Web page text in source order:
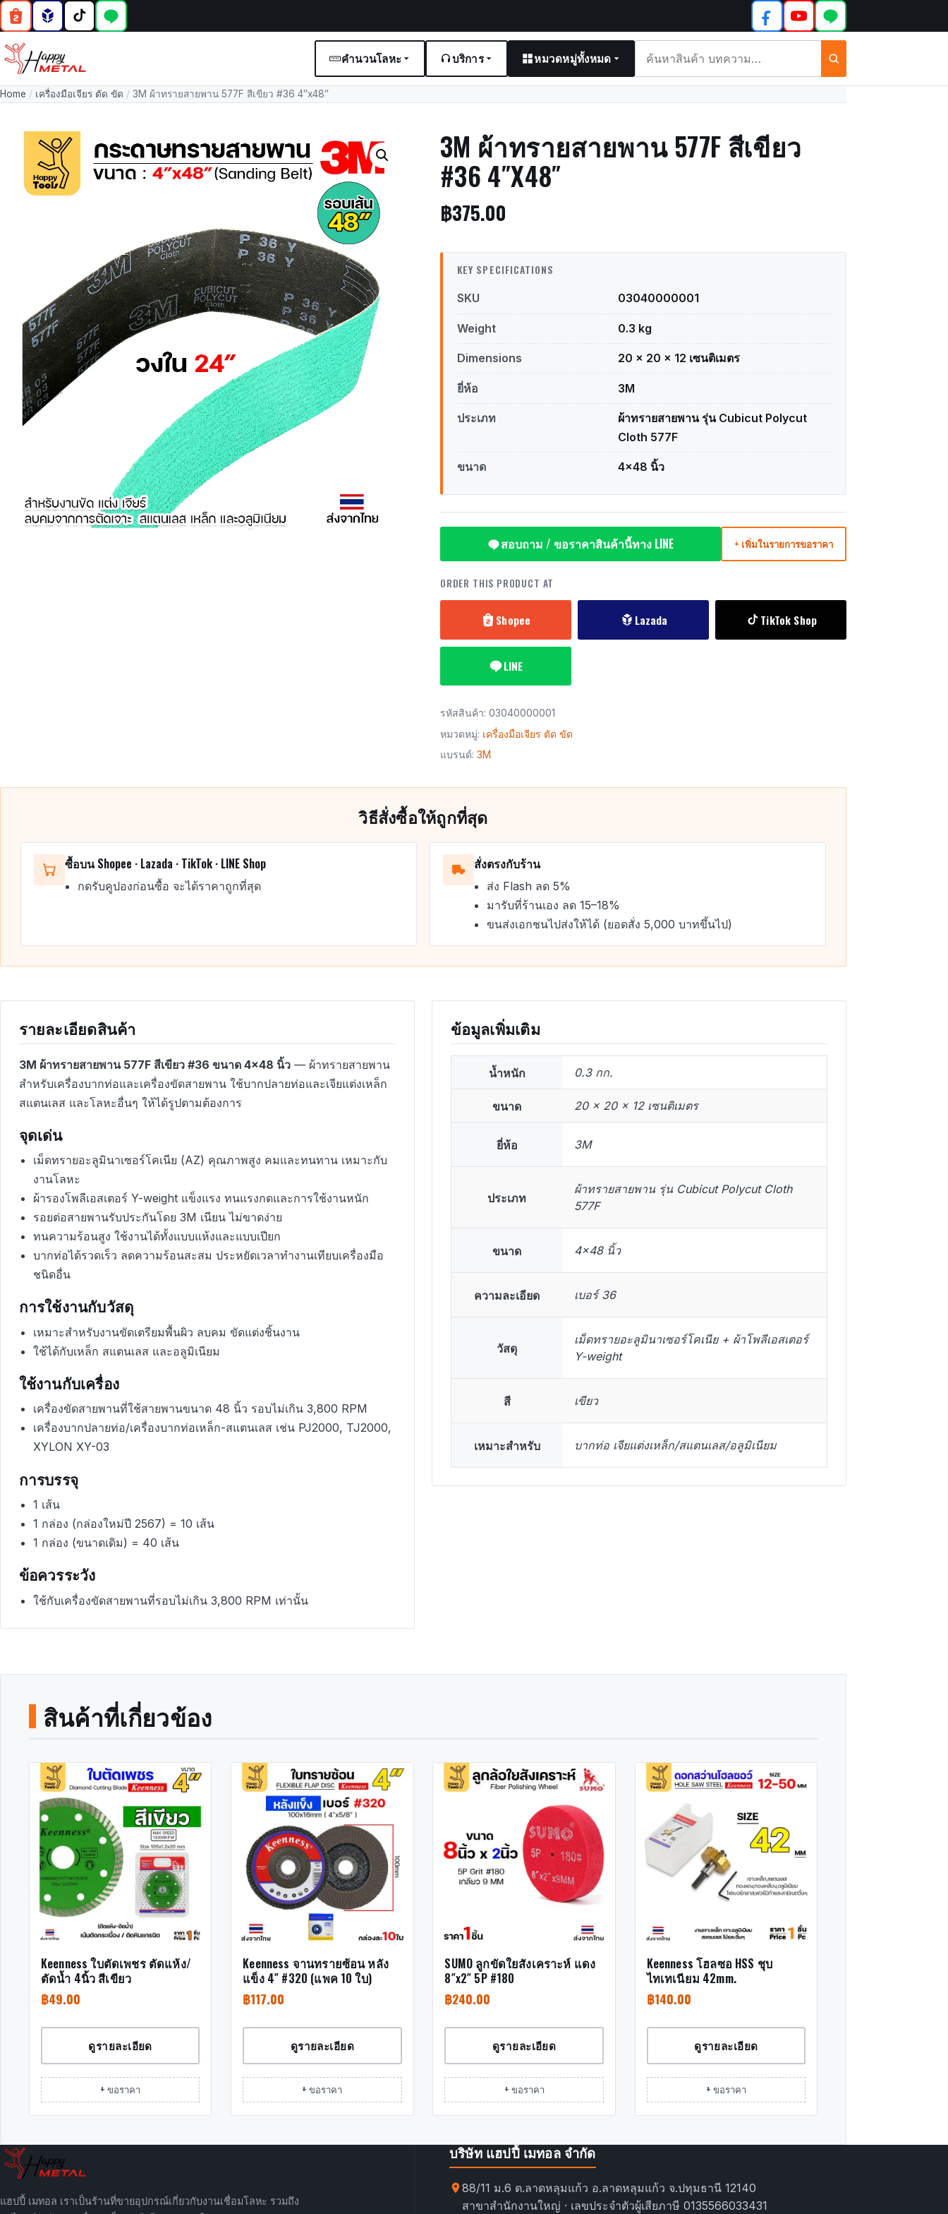
คำนวนโลหะ บริการ หมวดหมู่ทั้งหมด
และ
บทความ
Home / เครื่องมือเจียร ตัด ขัด / 3M ผ้าทรายสายพาน 577F สีเขียว #36 4″x48″
3M ผ้าทรายสายพาน 577F สีเขียว
#36 4″X48″
฿375.00
KEY SPECIFICATIONS
SKU 03040000001
Weight 0.3 kg
Dimensions 20 × 20 × 12 เซนติเมตร
ยี่ห้อ 3M
ประเภท
ผ้าทรายสายพาน รุ่น Cubicut Polycut
Cloth 577F
ขนาด 4x48 นิ้ว
สอบถาม / ขอราคาสินค้านี้ทาง LINE + เพิ่มในรายการขอราคา
ORDER THIS PRODUCT AT
Shopee Lazada TikTok Shop
LINE
รหัสสินค้า: 03040000001
หมวดหมู่: เครื่องมือเจียร ตัด ขัด
แบรนด์: 3M
วิธีสั่งซื้อให้ถูกที่สุด
ซื้อบน Shopee · Lazada · TikTok · LINE Shop
กดรับคูปองก่อนซื้อ จะได้ราคาถูกที่สุด
สั่งตรงกับร้าน
ส่ง Flash ลด 5%
มารับที่ร้านเอง ลด 15–18%
ขนส่งเอกชนไปส่งให้ได้ (ยอดสั่ง 5,000 บาทขึ้นไป)
รายละเอียดสินค้า
3M ผ้าทรายสายพาน 577F สีเขียว #36 ขนาด 4×48 นิ้ว— ผ้าทรายสายพาน
สำหรับเครื่องบากท่อและเครื่องขัดสายพาน ใช้บากปลายท่อและเจียแต่งเหล็ก
สแตนเลส และโลหะอื่นๆ ให้ได้รูปตามต้องการ
จุดเด่น
เม็ดทรายอะลูมินาเซอร์โคเนีย (AZ) คุณภาพสูง คมและทนทาน เหมาะกับ
งานโลหะ
ผ้ารองโพลีเอสเตอร์ Y-weight แข็งแรง ทนแรงกดและการใช้งานหนัก
รอยต่อสายพานรับประกันโดย 3M เนียน ไม่ขาดง่าย
ทนความร้อนสูง ใช้งานได้ทั้งแบบแห้งและแบบเปียก
บากท่อได้รวดเร็ว ลดความร้อนสะสม ประหยัดเวลาทำงานเทียบเครื่องมือ
ชนิดอื่น
การใช้งานกับวัสดุ
เหมาะสำหรับงานขัดเตรียมพื้นผิว ลบคม ขัดแต่งชิ้นงาน
ใช้ได้กับเหล็ก สแตนเลส และอลูมิเนียม
ใช้งานกับเครื่อง
เครื่องขัดสายพานที่ใช้สายพานขนาด 48 นิ้ว รอบไม่เกิน 3,800 RPM
เครื่องบากปลายท่อ/เครื่องบากท่อเหล็ก-สแตนเลส เช่น PJ2000, TJ2000,
XYLON XY-03
การบรรจุ
1 เส้น
1 กล่อง (กล่องใหม่ปี 2567) = 10 เส้น
1 กล่อง (ขนาดเดิม) = 40 เส้น
ข้อควรระวัง
ใช้กับเครื่องขัดสายพานที่รอบไม่เกิน 3,800 RPM เท่านั้น
ข้อมูลเพิ่มเติม
น้ำหนัก 0.3 กก.
ขนาด 20 × 20 × 12 เซนติเมตร
ยี่ห้อ 3M
ประเภท
ผ้าทรายสายพาน รุ่น Cubicut Polycut Cloth
577F
ขนาด 4×48 นิ้ว
ความละเอียด เบอร์ 36
วัสดุ
เม็ดทรายอะลูมินาเซอร์โคเนีย + ผ้าโพลีเอสเตอร์
Y-weight
สี เขียว
เหมาะสำหรับ บากท่อ เจียแต่งเหล็ก/สแตนเลส/อลูมิเนียม
สินค้าที่เกี่ยวข้อง
Keenness ใบตัดเพชร ตัดแห้ง/
ตัดน้ำ 4นิ้ว สีเขียว
฿49.00
ดูรายละเอียด
+ ขอราคา
Keenness จานทรายซ้อน หลัง
แข็ง 4″ #320 (แพค 10 ใบ)
฿117.00
ดูรายละเอียด
+ ขอราคา
SUMO ลูกขัดใยสังเคราะห์ แดง
8″x2″ 5P #180
฿240.00
ดูรายละเอียด
+ ขอราคา
Keenness โฮลซอ HSS ชุบ
ไทเทเนียม 42mm.
฿140.00
ดูรายละเอียด
+ ขอราคา
แฮปปี้ เมทอล เราเป็นร้านที่ขายอุปกรณ์เกี่ยวกับงานเชื่อมโลหะ รวมถึง
บริษัท แฮปปี้ เมทอล จำกัด
88/11 ม.6 ต.ลาดหลุมแก้ว อ.ลาดหลุมแก้ว จ.ปทุมธานี 12140
สาขาสำนักงานใหญ่ · เลขประจำตัวผู้เสียภาษี 0135566033431